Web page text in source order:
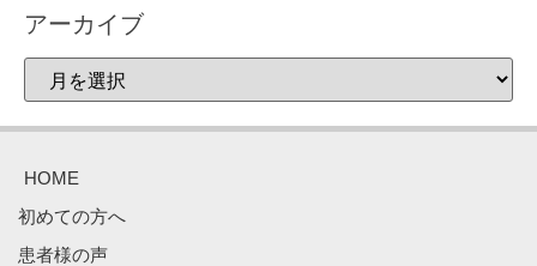
アーカイブ
HOME
初めての方へ
患者様の声